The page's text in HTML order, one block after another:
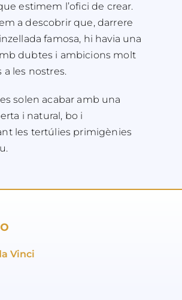
estimem l’ofici de crear.
a descobrir que, darrere
famosa, hi havia una
dubtes i ambicions molt
les nostres.
solen acabar amb una
i natural, bo i
les tertúlies primigènies
Vinci